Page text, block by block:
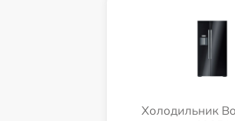
Холодильник